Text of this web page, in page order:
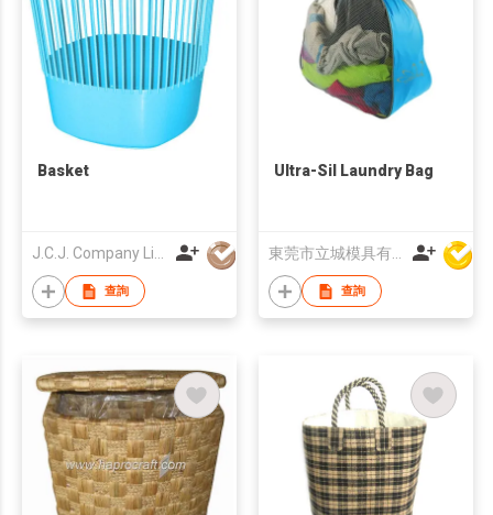
Basket
J.C.J. Company Limited
查詢
Ultra-Sil Laundry Bag
東莞市立城模具有限公司
查詢